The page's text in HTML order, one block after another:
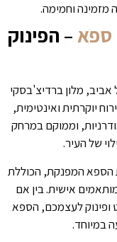
מזמינה וחמימה.
ספא– הפינוק
מלון ברדיצ'בסקי
יוקרתית ואינטימית,
וממוקם במרחק
של העיר.
הספא המפנקת, הכוללת
מותאמים אישית. בין אם
ופינוק לעצמכם, הספא
במיוחד.